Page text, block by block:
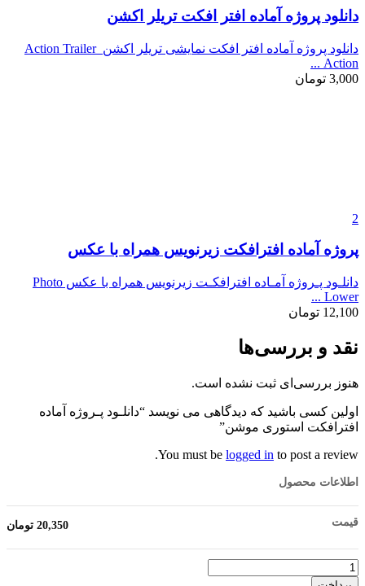
دانلود پروژه آماده افتر افکت تریلر اکشن
دانلود پروژه آماده افتر افکت نمایشی تریلر اکشن Action Trailer
Action ...
3,000 تومان
2
پروژه آماده افترافکت زیرنویس همراه با عکس
دانلـود پـروژه آمـاده افترافکـت زیرنویس همراه با عکس Photo
Lower ...
12,100 تومان
نقد و بررسی‌ها
هنوز بررسی‌ای ثبت نشده است.
اولین کسی باشید که دیدگاهی می نویسد “دانلـود پـروژه آماده
افترافکت استوری موشن”
You must be logged in to post a review.
اطلاعات محصول
قیمت 20,350 تومان
تعداد